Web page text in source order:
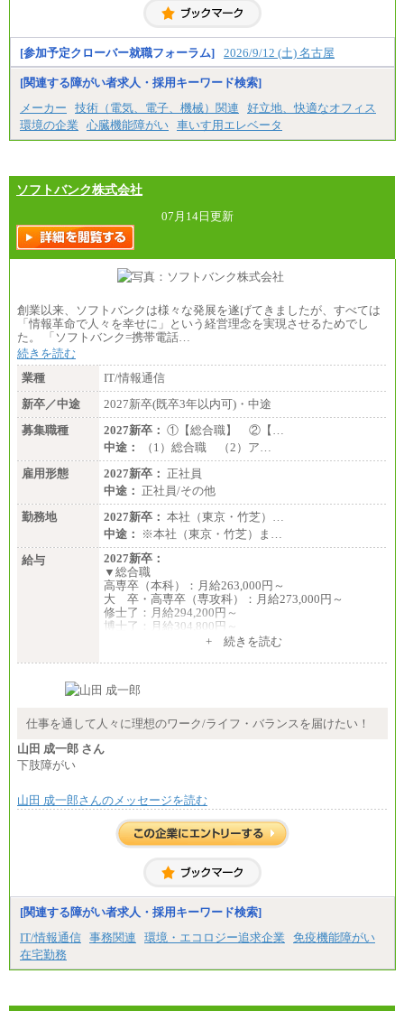
・高専卒（専攻科）／月給206,400円
・高専卒（本科）月給197,800円
・短大卒／月給197,800円
・専門卒（2年）／月給197,800円
※試用期間中も給与に変更はございません。
中途：
（１）（２）
月給：270,000円～
想定年収：490万円～1,100万円
・1,090万円/38歳・月給59万円 *残業代・家族手当
対象外
（３）
月給：190,000円～
想定年収：340万円～610万円
年収例：
・460万円/28歳・月給26万円
（４）
月給：201,000円～
想定年収：360万円～680万円
・520万円/32歳・月給29万円
年収例は賞与含む、残業代・家族手当含まず
※キャリアや能力等を考慮の上、当社規定により確
定します
※残業手当：別途支給
※固定給に固定残業代含まず
※試用期間中も給与に変更なし
[参加予定クローバー就職フォーラム] 2026/9/12 (土) 名古屋
[関連する障がい者求人・採用キーワード検索]
メーカー
技術（電気、電子、機械）関連
好立地、快適なオフィス
環境の企業
心臓機能障がい 車いす用エレベータ
ソフトバンク株式会社
07月14日更新
創業以来、ソフトバンクは様々な発展を遂げてきましたが、すべては
「情報革命で人々を幸せに」という経営理念を実現させるためでし
た。 「ソフトバンク=携帯電話…
続きを読む
業種
IT/情報通信
新卒／中途
2027新卒(既卒3年以内可)・中途
募集職種
2027新卒： ①【総合職】 ②【…
中途：
（1）総合職 （2）ア…
雇用形態
2027新卒： 正社員
中途： 正社員/その他
勤務地
2027新卒： 本社（東京・竹芝）…
中途：
※本社（東京・竹芝）ま…
給与
2027新卒：
▼総合職
高専卒（本科）：月給263,000円～
大 卒・高専卒（専攻科）：月給273,000円～
修士了：月給294,200円～
博士了：月給304,800円～
で、それらを入社後の実業務において発揮できると
することがあります
▼アソシエイト職
※試用期間中も給与に変更はございません
基本月給／20万5000円以上(正社員・準社員）
いたします
※自己成長支援金(10,000円）を含む
※別途、Workstyle支援金(月額4,000円）
+ 続きを読む
仕事を通して人々に理想のワーク/ライフ・バランスを届けたい！
山田 成一郎 さん
下肢障がい
山田 成一郎さんのメッセージを読む
[関連する障がい者求人・採用キーワード検索]
IT/情報通信 事務関連 環境・エコロジー追求企業
免疫機能障がい
在宅勤務